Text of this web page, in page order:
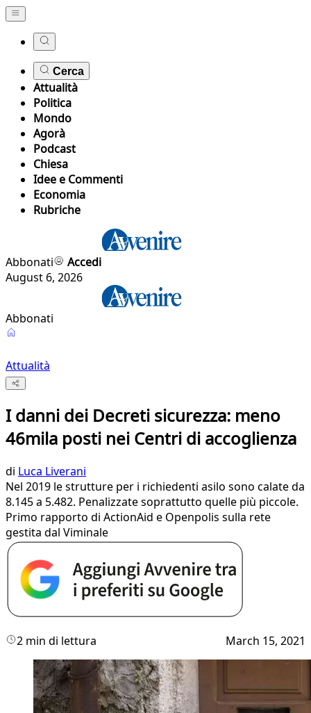
Cerca
Attualità
Politica
Mondo
Agorà
Podcast
Chiesa
Idee e Commenti
Economia
Rubriche
Abbonati
Accedi
August 6, 2026
Abbonati
Attualità
I danni dei Decreti sicurezza: meno
46mila posti nei Centri di accoglienza
di Luca Liverani
Nel 2019 le strutture per i richiedenti asilo sono calate da
8.145 a 5.482. Penalizzate soprattutto quelle più piccole.
Primo rapporto di ActionAid e Openpolis sulla rete
gestita dal Viminale
2 min di lettura March 15, 2021